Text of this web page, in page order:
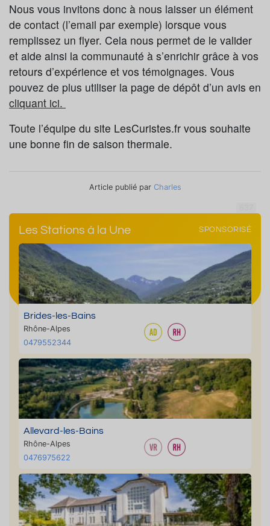
Nous vous invitons donc à nous laisser un élément
de contact (l’email par exemple) lorsque vous
remplissez un flyer. Cela nous permet de le valider
et aide ainsi la communauté à s’enrichir grâce à vos
retours d’expérience et vos témoignages. Vous
pouvez de plus utiliser la page de dépôt d’un avis en
cliquant ici.
Toute l’équipe du site LesCuristes.fr vous souhaite
une bonne fin de saison thermale.
Article publié par Charles
Les Stations à la Une SPONSORISÉ
Brides-les-Bains
Rhône-Alpes
0479552344
Allevard-les-Bains
Rhône-Alpes
0476975622